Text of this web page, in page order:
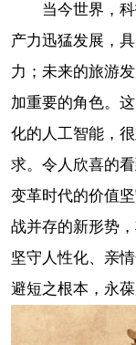
当今世界，
产力迅猛发展，
力；未来的旅游
加重要的角色。
化的人工智能，
求。令人欣喜的
变革时代的价值
战并存的新形势
坚守人性化、亲
避短之根本，永